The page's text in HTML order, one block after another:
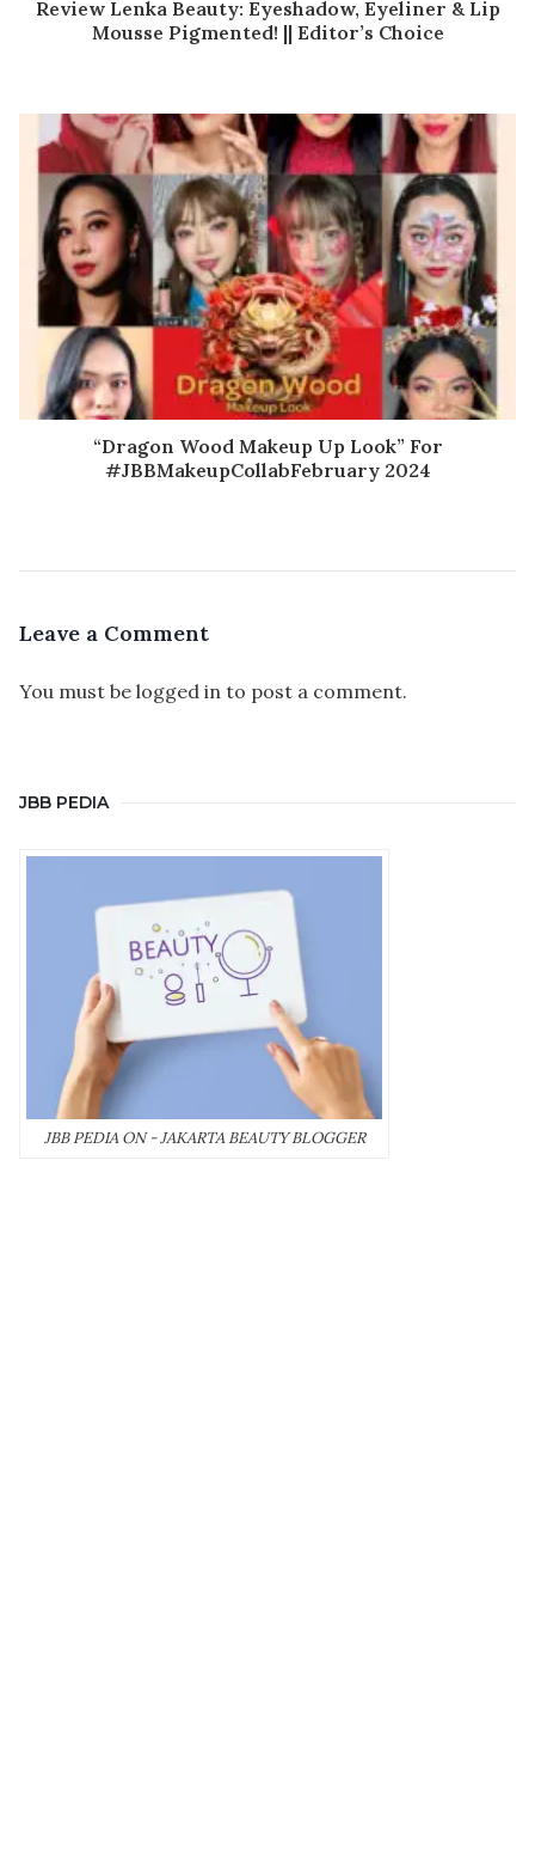
Review Lenka Beauty: Eyeshadow, Eyeliner & Lip
Mousse Pigmented! || Editor’s Choice
“Dragon Wood Makeup Up Look” For
#JBBMakeupCollabFebruary 2024
Leave a Comment
You must be logged in to post a comment.
JBB PEDIA
JBB PEDIA ON - JAKARTA BEAUTY BLOGGER